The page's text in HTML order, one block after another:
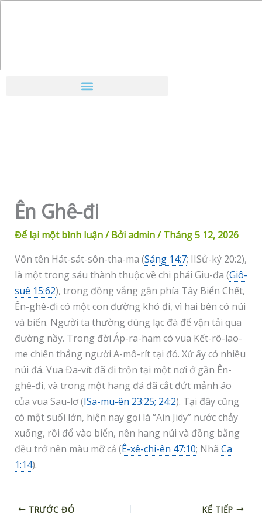
Ên Ghê-đi
Để lại một bình luận/ Bởiadmin/Tháng 5 12, 2026
Vốn tên Hát-sát-sôn-tha-ma (Sáng 14:7; IISử-ký 20:2),
là một trong sáu thành thuộc về chi phái Giu-đa (Giô-
suê 15:62), trong đồng vắng gần phía Tây Biển Chết,
Ên-ghê-đi có một con đường khó đi, vì hai bên có núi
và biển. Người ta thường dùng lạc đà để vận tải qua
đường nầy. Trong đời Áp-ra-ham có vua Kết-rô-lao-
me chiến thắng người A-mô-rít tại đó. Xứ ấy có nhiều
núi đá. Vua Đa-vít đã đi trốn tại một nơi ở gần Ên-
ghê-đi, và trong một hang đá đã cắt đứt mảnh áo
của vua Sau-lơ (ISa-mu-ên 23:25; 24:2). Tại đây cũng
có một suối lớn, hiện nay gọi là “Ain Jidy” nước chảy
xuống, rồi đổ vào biển, nên hang núi và đồng bằng
đều trở nên màu mỡ cả (Ê-xê-chi-ên 47:10; Nhã Ca
1:14).
TRƯỚC ĐÓ KẾ TIẾP